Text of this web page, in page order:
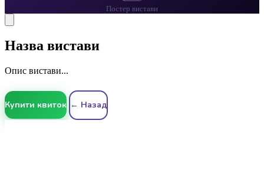
Постер вистави
Назва вистави
Опис вистави...
Купити квиток ← Назад